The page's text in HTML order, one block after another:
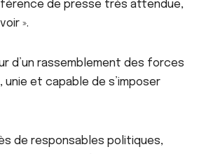
de presse très attendue,
».
d’un rassemblement des forces
et capable de s’imposer
de responsables politiques,